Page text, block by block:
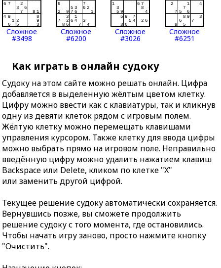
Сложное
#3498
Сложное
#6200
Сложное
#3026
Сложное
#6251
Как играть в онлайн судоку
Судоку на этом сайте можно решать онлайн. Цифра
добавляется в выделенную жёлтым цветом клетку.
Цифру можно ввести как с клавиатуры, так и кликнув
одну из девяти клеток рядом с игровым полем.
Жёлтую клетку можно перемещать клавишами
управления курсором. Также клетку для ввода цифры
можно выбрать прямо на игровом поле. Неправильно
введённую цифру можно удалить нажатием клавиш
Backspace или Delete, кликом по клетке "X"
или заменить другой цифрой.
Текущее решение судоку автоматически сохраняется.
Вернувшись позже, вы сможете продолжить
решение судоку с того момента, где остановились.
Чтобы начать игру заново, просто нажмите кнопку
"Очистить".